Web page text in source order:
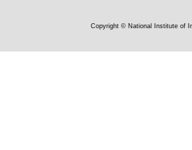
Copyright © National Institute of